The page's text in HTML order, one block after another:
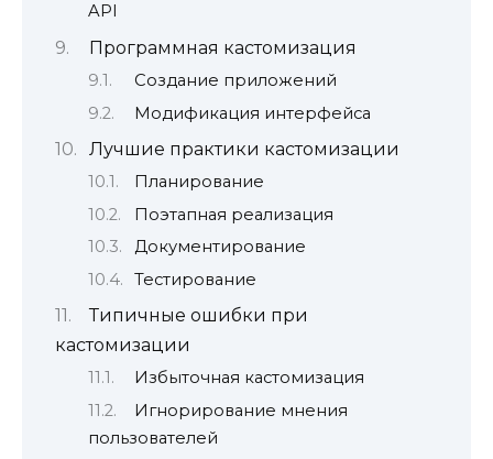
API
Программная кастомизация
Создание приложений
Модификация интерфейса
Лучшие практики кастомизации
Планирование
Поэтапная реализация
Документирование
Тестирование
Типичные ошибки при
кастомизации
Избыточная кастомизация
Игнорирование мнения
пользователей